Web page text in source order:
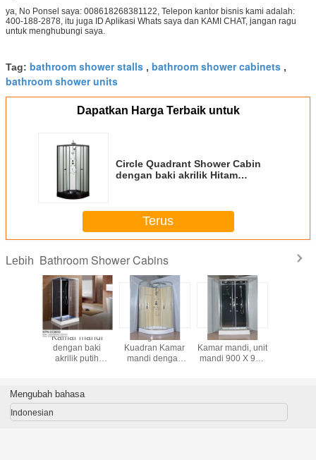
ya, No Ponsel saya: 008618268381122, Telepon kantor bisnis kami adalah:
400-188-2878, itu juga ID Aplikasi Whats saya dan KAMI CHAT, jangan ragu
untuk menghubungi saya.
Tag: bathroom shower stalls , bathroom shower cabinets ,
bathroom shower units
Dapatkan Harga Terbaik untuk
Circle Quadrant Shower Cabin
dengan baki akrilik Hitam
Terus
Lebih Bathroom Shower Cabins
Kamar mandi
dengan baki
akrilik putih
Lingkaran
Kuadran Kamar
mandi dengan
Kamar mandi
Kamar mandi, unit
mandi 900 X 900
Mengubah bahasa
Indonesian